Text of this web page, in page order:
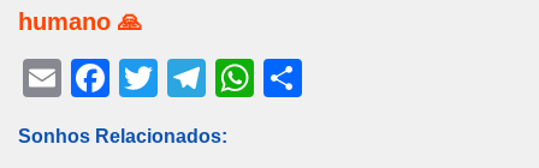
humano 🙏
E
ail
F
c
T
tt
T
e
W
Sonhos Relacionados: